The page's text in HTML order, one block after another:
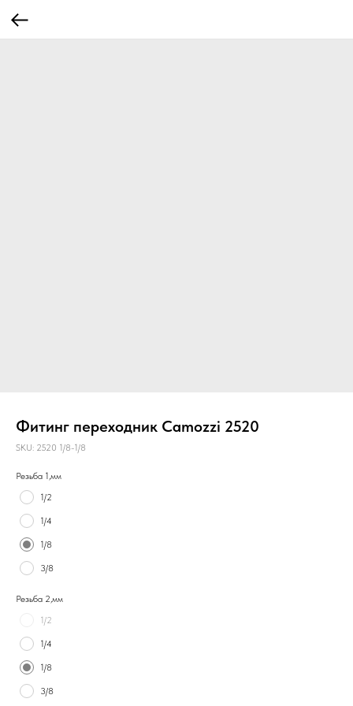
Фитинг переходник Camozzi 2520
SKU: 2520 1/8-1/8
Резьба 1,мм
1/2
1/4
1/8
3/8
Резьба 2,мм
1/2
1/4
1/8
3/8